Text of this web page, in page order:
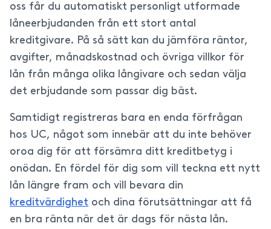
oss får du automatiskt personligt utformade
låneerbjudanden från ett stort antal
kreditgivare. På så sätt kan du jämföra räntor,
avgifter, månadskostnad och övriga villkor för
lån från många olika långivare och sedan välja
det erbjudande som passar dig bäst.
Samtidigt registreras bara en enda förfrågan
hos UC, något som innebär att du inte behöver
oroa dig för att försämra ditt kreditbetyg i
onödan. En fördel för dig som vill teckna ett nytt
lån längre fram och vill bevara din
kreditvärdighet och dina förutsättningar att få
en bra ränta när det är dags för nästa lån.